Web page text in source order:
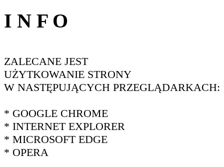
I N F O
ZALECANE JEST
UŻYTKOWANIE STRONY
W NASTĘPUJĄCYCH PRZEGLĄDARKACH:
* GOOGLE CHROME
* INTERNET EXPLORER
* MICROSOFT EDGE
* OPERA